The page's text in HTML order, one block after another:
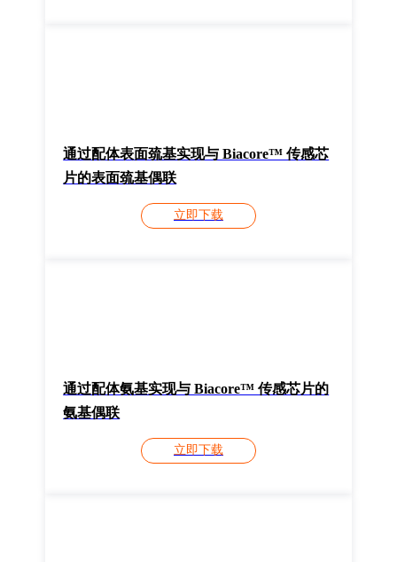
通过配体表面巯基实现与 Biacore™ 传感芯
片的表面巯基偶联
立即下载
通过配体氨基实现与 Biacore™ 传感芯片的
氨基偶联
立即下载